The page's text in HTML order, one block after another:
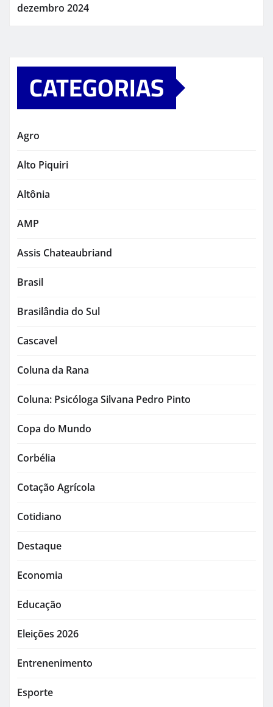
dezembro 2024
CATEGORIAS
Agro
Alto Piquiri
Altônia
AMP
Assis Chateaubriand
Brasil
Brasilândia do Sul
Cascavel
Coluna da Rana
Coluna: Psicóloga Silvana Pedro Pinto
Copa do Mundo
Corbélia
Cotação Agrícola
Cotidiano
Destaque
Economia
Educação
Eleições 2026
Entrenenimento
Esporte